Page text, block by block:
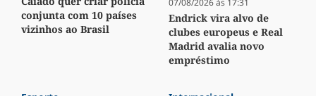
conjunta com 10 países
vizinhos ao Brasil
07/08/2026 às 17:31
Endrick vira alvo de
clubes europeus e Real
Madrid avalia novo
empréstimo